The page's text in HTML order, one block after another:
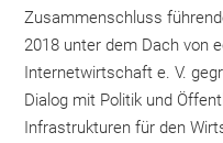
Zusammenschluss
2018 unter dem Dach von
Internetwirtschaft e. V.
Dialog mit Politik und
Infrastrukturen für den